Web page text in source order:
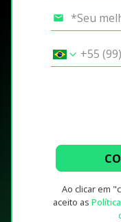
Ao clicar em
aceito as